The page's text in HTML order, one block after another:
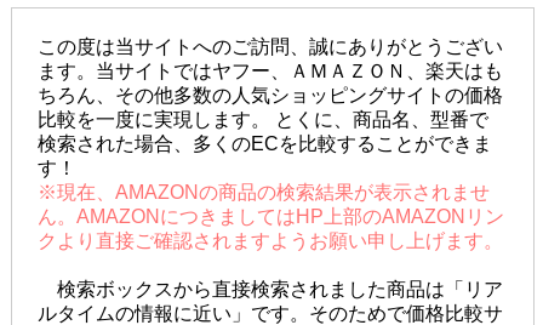
この度は当サイトへのご訪問、誠にありがとうござい
ます。当サイトではヤフー、ＡＭＡＺＯＮ、楽天はも
ちろん、その他多数の人気ショッピングサイトの価格
比較を一度に実現します。 とくに、商品名、型番で
検索された場合、多くのECを比較することができま
す！
※現在、AMAZONの商品の検索結果が表示されませ
ん。AMAZONにつきましてはHP上部のAMAZONリン
クより直接ご確認されますようお願い申し上げます。
検索ボックスから直接検索されました商品は「リア
ルタイムの情報に近い」です。そのためで価格比較サ